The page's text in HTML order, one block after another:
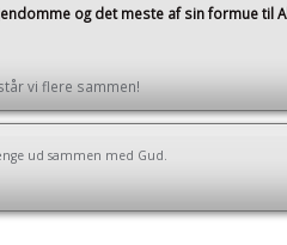
og det meste af sin formue til
vi flere sammen!
ud sammen med Gud.